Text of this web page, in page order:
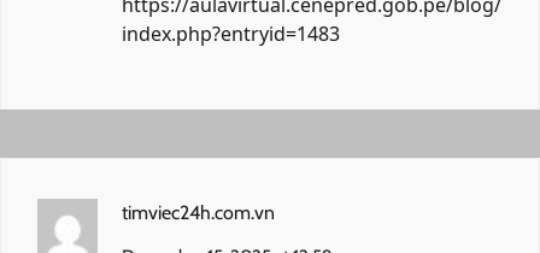
index.php?entryid=1483
timviec24h.com.vn